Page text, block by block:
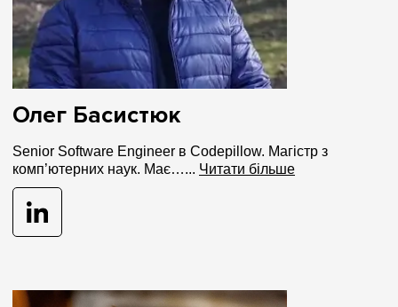
Олег Басистюк
Senior Software Engineer в Codepillow. Магістр з
комп’ютерних наук. Має…... Читати більше